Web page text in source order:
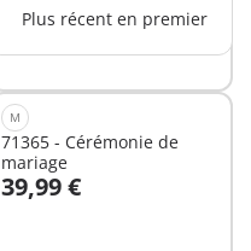
Plus récent en premier
M
71365 - Cérémonie de
mariage
39,99 €